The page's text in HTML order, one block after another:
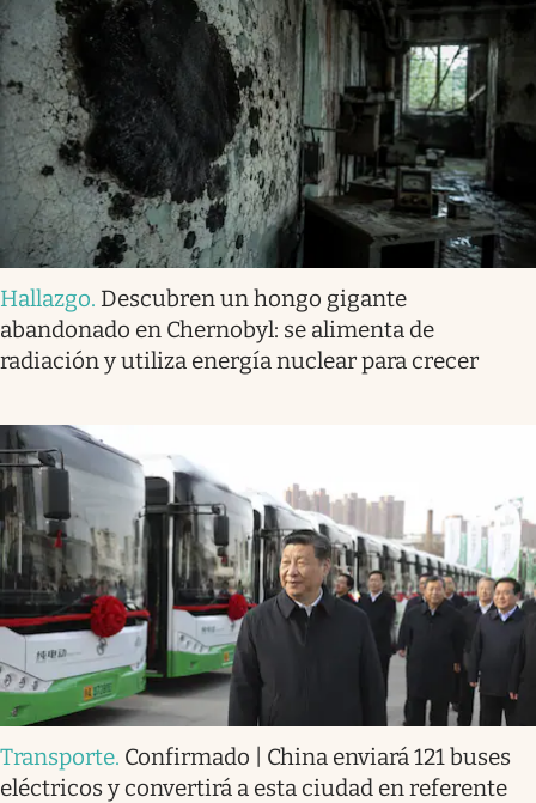
Hallazgo. Descubren un hongo gigante
abandonado en Chernobyl: se alimenta de
radiación y utiliza energía nuclear para crecer
Transporte. Confirmado | China enviará 121 buses
eléctricos y convertirá a esta ciudad en referente